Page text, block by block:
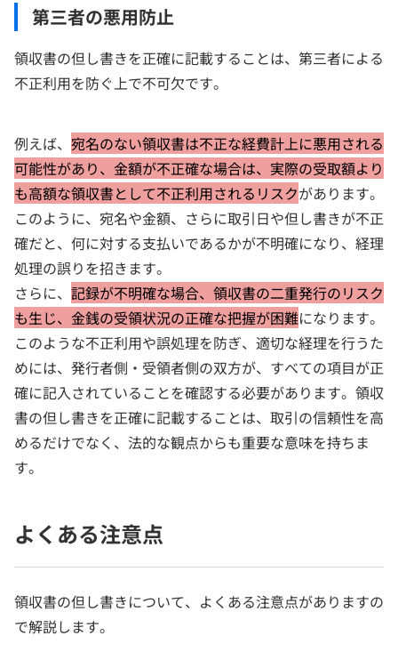
第三者の悪用防止
領収書の但し書きを正確に記載することは、第三者による
不正利用を防ぐ上で不可欠です。
例えば、 宛名のない領収書は不正な経費計上に悪用される
可能性があり、金額が不正確な場合は、実際の受取額より
も高額な領収書として不正利用されるリスクがあります。
このように、宛名や金額、さらに取引日や但し書きが不正
確だと、何に対する支払いであるかが不明確になり、経理
処理の誤りを招きます。
さらに、 記録が不明確な場合、領収書の二重発行のリスク
も生じ、金銭の受領状況の正確な把握が困難になります。
このような不正利用や誤処理を防ぎ、適切な経理を行うた
めには、発行者側・受領者側の双方が、すべての項目が正
確に記入されていることを確認する必要があります。領収
書の但し書きを正確に記載することは、取引の信頼性を高
めるだけでなく、法的な観点からも重要な意味を持ちま
す。
よくある注意点
領収書の但し書きについて、よくある注意点がありますの
で解説します。